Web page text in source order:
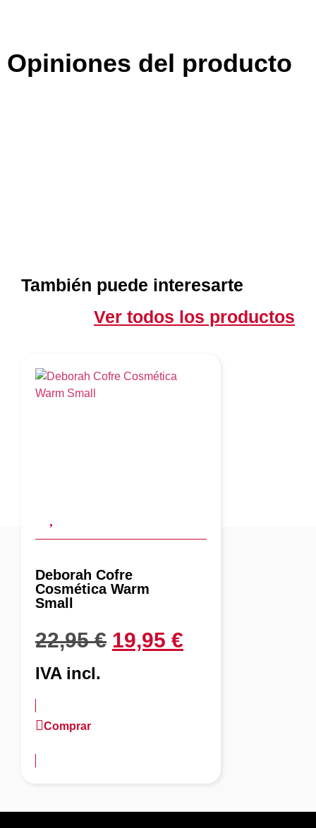
Opiniones del producto
También puede interesarte
Ver todos los productos
Deborah Cofre
Cosmética Warm
Small
22,95€ 19,95 €
IVA incl.
Comprar